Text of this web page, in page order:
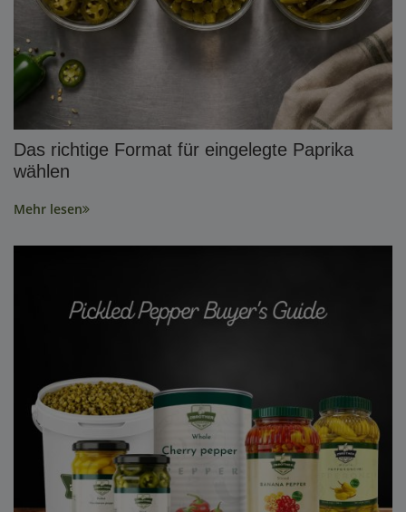
Das richtige Format für eingelegte Paprika
wählen
Mehr lesen